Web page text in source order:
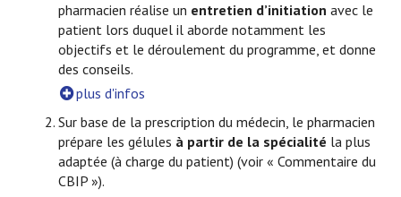
pharmacien réalise un entretien d’initiation avec le
patient lors duquel il aborde notamment les
objectifs et le déroulement du programme, et donne
des conseils.
plus d'infos
Sur base de la prescription du médecin, le pharmacien
prépare les gélules à partir de la spécialité la plus
adaptée (à charge du patient) (voir « Commentaire du
CBIP »).